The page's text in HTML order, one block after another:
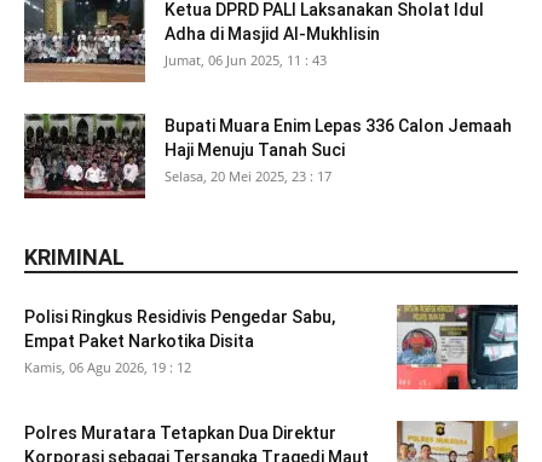
Ketua DPRD PALI Laksanakan Sholat Idul
Adha di Masjid Al-Mukhlisin
Jumat, 06 Jun 2025, 11 : 43
Bupati Muara Enim Lepas 336 Calon Jemaah
Haji Menuju Tanah Suci
Selasa, 20 Mei 2025, 23 : 17
KRIMINAL
Polisi Ringkus Residivis Pengedar Sabu,
Empat Paket Narkotika Disita
Kamis, 06 Agu 2026, 19 : 12
Polres Muratara Tetapkan Dua Direktur
Korporasi sebagai Tersangka Tragedi Maut